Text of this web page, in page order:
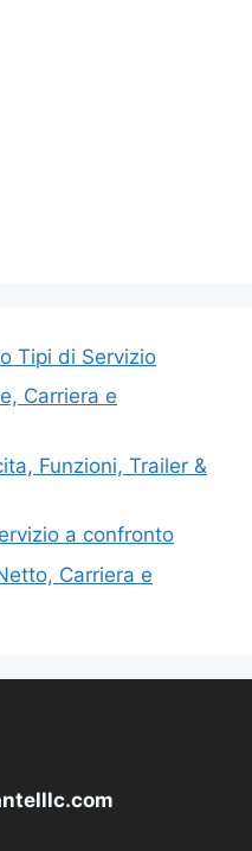
Tipi di Servizio
Carriera e
Funzioni, Trailer &
a confronto
Carriera e